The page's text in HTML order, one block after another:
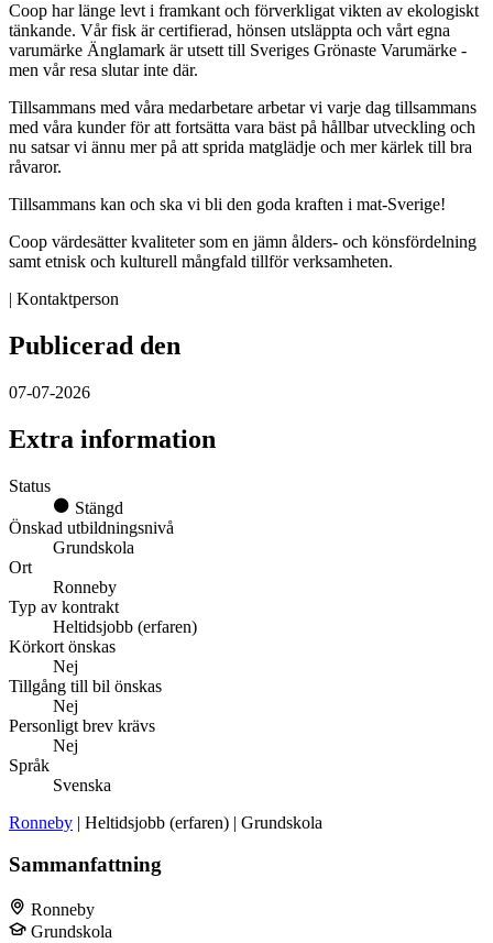
Coop har länge levt i framkant och förverkligat vikten av ekologiskt
tänkande. Vår fisk är certifierad, hönsen utsläppta och vårt egna
varumärke Änglamark är utsett till Sveriges Grönaste Varumärke -
men vår resa slutar inte där.
Tillsammans med våra medarbetare arbetar vi varje dag tillsammans
med våra kunder för att fortsätta vara bäst på hållbar utveckling och
nu satsar vi ännu mer på att sprida matglädje och mer kärlek till bra
råvaror.
Tillsammans kan och ska vi bli den goda kraften i mat-Sverige!
Coop värdesätter kvaliteter som en jämn ålders- och könsfördelning
samt etnisk och kulturell mångfald tillför verksamheten.
| Kontaktperson
Publicerad den
07-07-2026
Extra information
Status
Stängd
Önskad utbildningsnivå
Grundskola
Ort
Ronneby
Typ av kontrakt
Heltidsjobb (erfaren)
Körkort önskas
Nej
Tillgång till bil önskas
Nej
Personligt brev krävs
Nej
Språk
Svenska
Ronneby | Heltidsjobb (erfaren) | Grundskola
Sammanfattning
Ronneby
Grundskola